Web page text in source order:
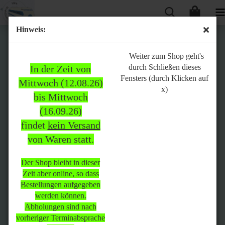
Hinweis:
In der Zeit von
Mittwoch (12.08.26)
bis Mittwoch
(16.09.26)
findet kein Versand
von Waren statt.
Der Shop bleibt in dieser
Zeit aber online, so dass
Bestellungen aufgegeben
werden können.
Abholungen sind nach
vorheriger Terminabsprache
Weiter zum Shop geht's
durch Schließen dieses
Fensters (durch Klicken auf
x)
Bitte
beachten:
In der Zeit von Mittwoch
(12.08.26) bis Mittwoch
(16.09.26)
statt.
Der Shop bleibt in dieser Zeit
aber online, so dass
Bestellungen aufgegeben
werden können.